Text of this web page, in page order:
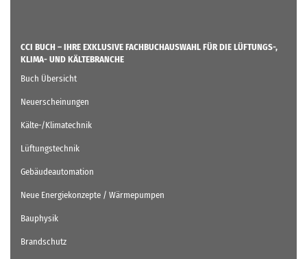
CCI BUCH – IHRE EXKLUSIVE FACHBUCHAUSWAHL FÜR DIE LÜFTUNGS-,
KLIMA- UND KÄLTEBRANCHE
Buch Übersicht
Neuerscheinungen
Kälte-/Klimatechnik
Lüftungstechnik
Gebäudeautomation
Neue Energiekonzepte / Wärmepumpen
Bauphysik
Brandschutz